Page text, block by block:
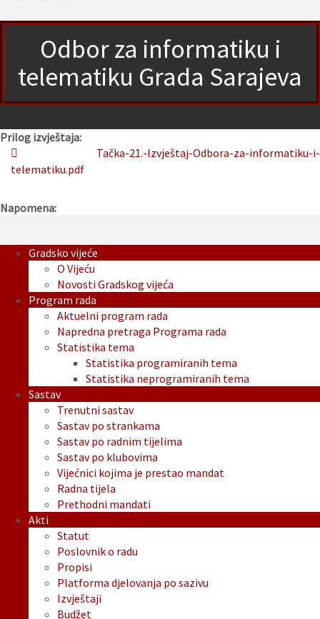
Odbor za informatiku i
telematiku Grada Sarajeva
Prilog izvještaja:
Tačka-21.-Izvještaj-Odbora-za-informatiku-i-
telematiku.pdf
Napomena:
Gradsko vijeće
O Vijeću
Novosti Gradskog vijeća
Program rada
Aktuelni program rada
Napredna pretraga Programa rada
Statistika tema
Statistika programiranih tema
Statistika neprogramiranih tema
Sastav
Trenutni sastav
Sastav po strankama
Sastav po radnim tijelima
Sastav po klubovima
Vijećnici kojima je prestao mandat
Radna tijela
Prethodni mandati
Akti
Statut
Poslovnik o radu
Propisi
Platforma djelovanja po sazivu
Izvještaji
Budžet